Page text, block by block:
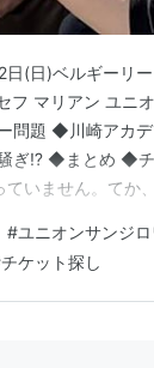
(日)ベルギーリ
フ マリアン ユニ
問題 ◆川崎アカ
ぎ⁉️ ◆まとめ ◆チ
いません。てか
ステムは嫌だよ
一見…
#ユニオンサンジ
チケット探し